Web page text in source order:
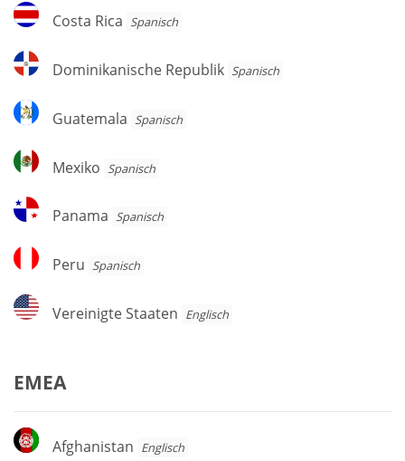
Costa
Rica
Costa Rica Spanisch
Dominikanische
Republik
Dominikanische Republik Spanisch
Guatemala
Guatemala Spanisch
Mexiko
Mexiko Spanisch
Panama
Panama Spanisch
Peru
Peru Spanisch
Vereinigte
Staaten
Vereinigte Staaten Englisch
EMEA
Afghanistan
Afghanistan Englisch